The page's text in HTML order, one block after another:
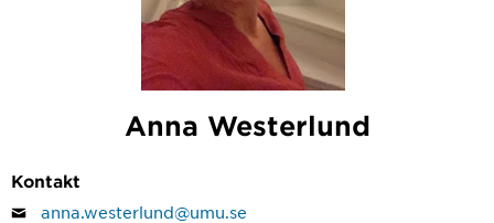
Anna Westerlund
Kontakt
anna.westerlund@umu.se